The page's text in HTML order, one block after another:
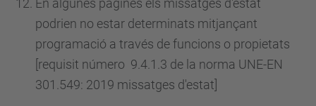
En algunes pàgines els missatges d'estat
podrien no estar determinats mitjançant
programació a través de funcions o propietats
[requisit número 9.4.1.3 de la norma UNE-EN
301.549: 2019 missatges d'estat]